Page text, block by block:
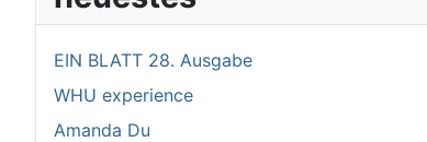
EIN BLATT 28. Ausgabe
WHU experience
Amanda Du